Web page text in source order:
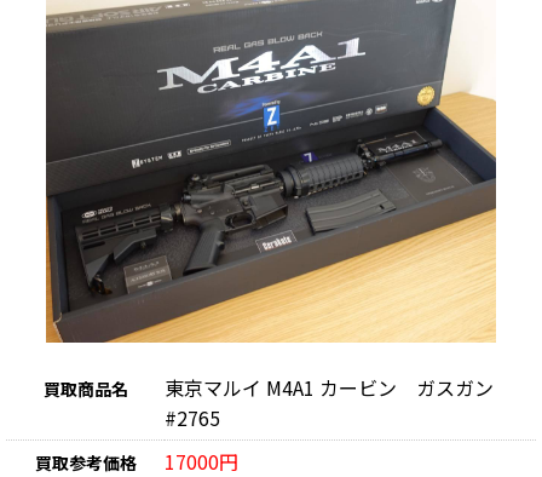
買取商品名
東京マルイ M4A1 カービン ガスガン
#2765
買取参考価格 17000円